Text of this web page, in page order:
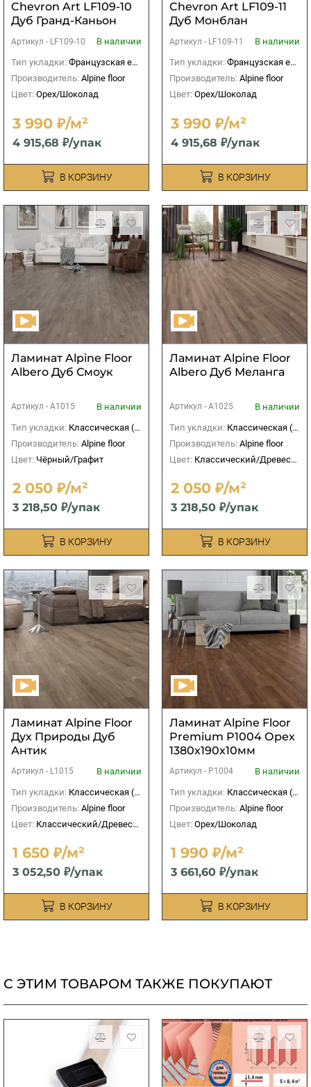
Chevron Art LF109-10
Дуб Гранд-Каньон
Артикул - LF109-10
В наличии
Тип укладки: Французская елка
Производитель: Alpine floor
Цвет: Орех/Шоколад
3 990 ₽/м²
4 915,68 ₽/упак
В КОРЗИНУ
Chevron Art LF109-11
Дуб Монблан
Артикул - LF109-11
В наличии
Тип укладки: Французская елка
Производитель: Alpine floor
Цвет: Орех/Шоколад
3 990 ₽/м²
4 915,68 ₽/упак
В КОРЗИНУ
Ламинат Alpine Floor
Albero Дуб Смоук
Артикул - А1015
В наличии
Тип укладки: Классическая (прямая)
Производитель: Alpine floor
Цвет: Чёрный/Графит
2 050 ₽/м²
3 218,50 ₽/упак
В КОРЗИНУ
Ламинат Alpine Floor
Albero Дуб Меланга
Артикул - А1025
В наличии
Тип укладки: Классическая (прямая)
Производитель: Alpine floor
Цвет: Классический/Древесный
2 050 ₽/м²
3 218,50 ₽/упак
В КОРЗИНУ
Ламинат Alpine Floor
Дух Природы Дуб
Антик
Артикул - L1015
В наличии
Тип укладки: Классическая (прямая)
Производитель: Alpine floor
Цвет: Классический/Древесный
1 650 ₽/м²
3 052,50 ₽/упак
В КОРЗИНУ
Ламинат Alpine Floor
Premium P1004 Орех
1380х190х10мм
Артикул - P1004
В наличии
Тип укладки: Классическая (прямая)
Производитель: Alpine floor
Цвет: Орех/Шоколад
1 990 ₽/м²
3 661,60 ₽/упак
В КОРЗИНУ
С ЭТИМ ТОВАРОМ ТАКЖЕ ПОКУПАЮТ